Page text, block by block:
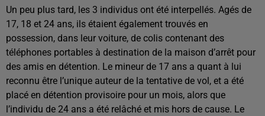
Un peu plus tard, les 3 individus ont été interpellés. Agés de
17, 18 et 24 ans, ils étaient également trouvés en
possession, dans leur voiture, de colis contenant des
téléphones portables à destination de la maison d’arrêt pour
des amis en détention. Le mineur de 17 ans a quant à lui
reconnu être l’unique auteur de la tentative de vol, et a été
placé en détention provisoire pour un mois, alors que
l’individu de 24 ans a été relâché et mis hors de cause. Le